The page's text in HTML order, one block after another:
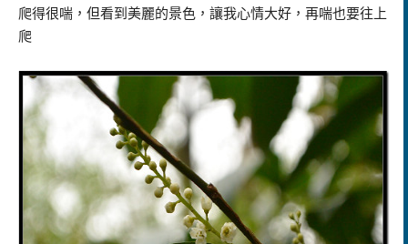
爬得很喘，但看到美麗的景色，讓我心情大好，再喘也要往上
爬